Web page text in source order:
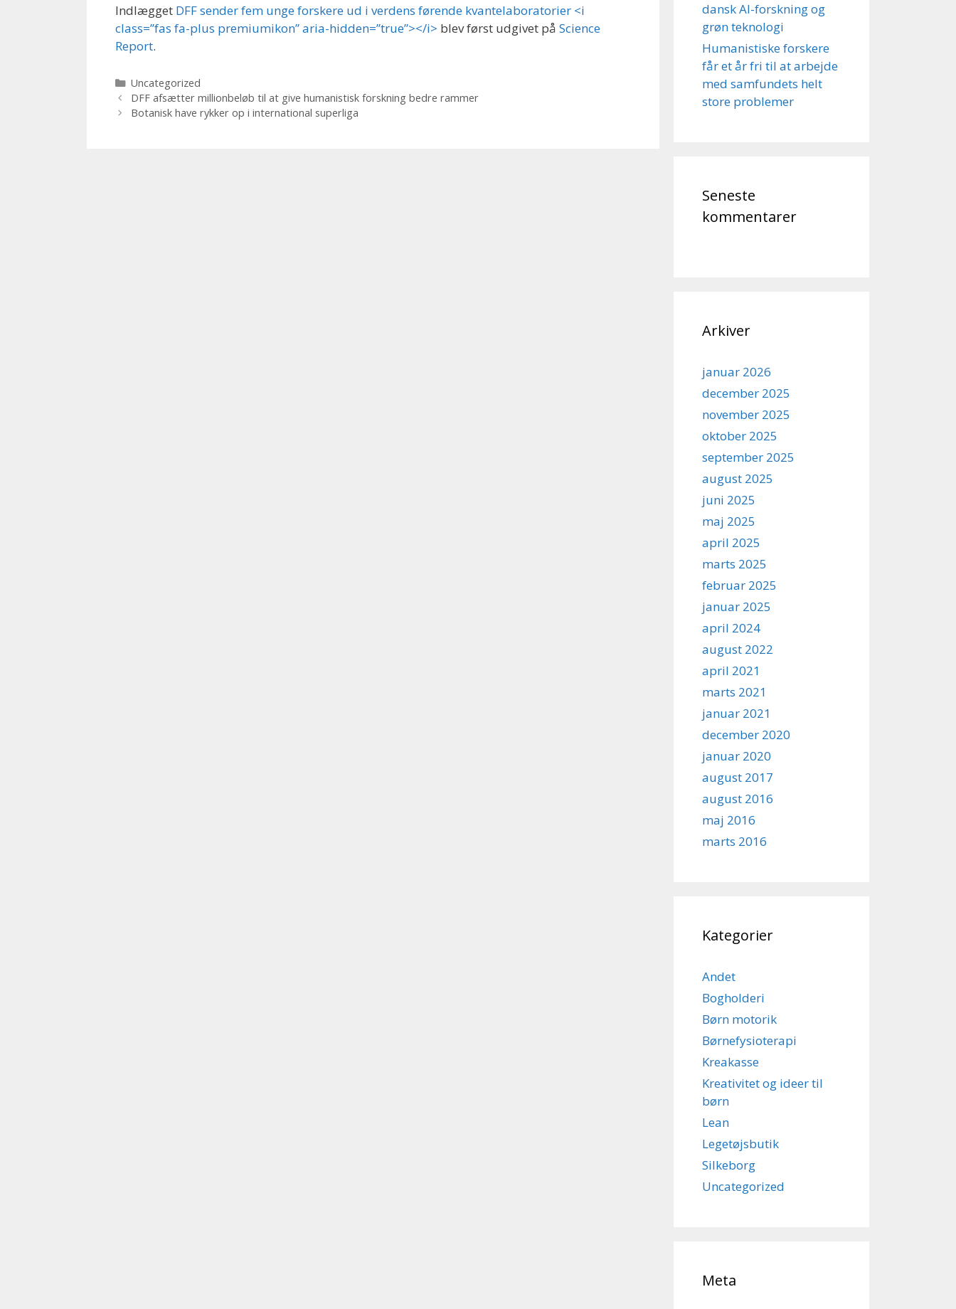
Indlægget DFF sender fem unge forskere ud i verdens førende kvantelaboratorier <i
class=”fas fa-plus premiumikon” aria-hidden=”true”></i> blev først udgivet på Science
Report.
Kategorier
Uncategorized
DFF afsætter millionbeløb til at give humanistisk forskning bedre rammer
Botanisk have rykker op i international superliga
dansk AI-forskning og
grøn teknologi
Humanistiske forskere
får et år fri til at arbejde
med samfundets helt
store problemer
Seneste
kommentarer
Arkiver
januar 2026
december 2025
november 2025
oktober 2025
september 2025
august 2025
juni 2025
maj 2025
april 2025
marts 2025
februar 2025
januar 2025
april 2024
august 2022
april 2021
marts 2021
januar 2021
december 2020
januar 2020
august 2017
august 2016
maj 2016
marts 2016
Kategorier
Andet
Bogholderi
Børn motorik
Børnefysioterapi
Kreakasse
Kreativitet og ideer til
børn
Lean
Legetøjsbutik
Silkeborg
Uncategorized
Meta